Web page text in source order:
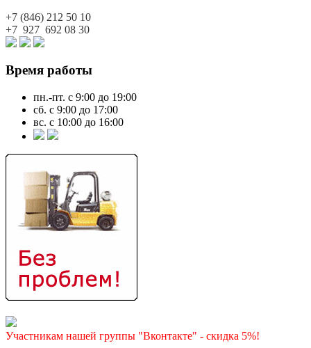
+7 (846) 212 50 10
+7 927 692 08 30
Время работы
пн.-пт. с 9:00 до 19:00
сб. с 9:00 до 17:00
вс. с 10:00 до 16:00
Участникам нашей группы "Вконтакте" - скидка 5%!